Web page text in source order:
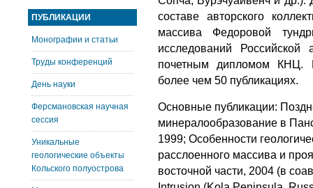
составе авторского
массива Федоровой
исследований
почетным дипломом КНЦ.
более чем 50 публикациях.
Основные публикации:
минералообразование в
1999; Особенности
расслоенного массива и
восточной части, 2004 (в
ПУБЛИКАЦИИ
Монографии и статьи
Труды конференций
День науки
Ферсмановская научная
сессия
Уникальные
геологические объекты
Кольского полуострова